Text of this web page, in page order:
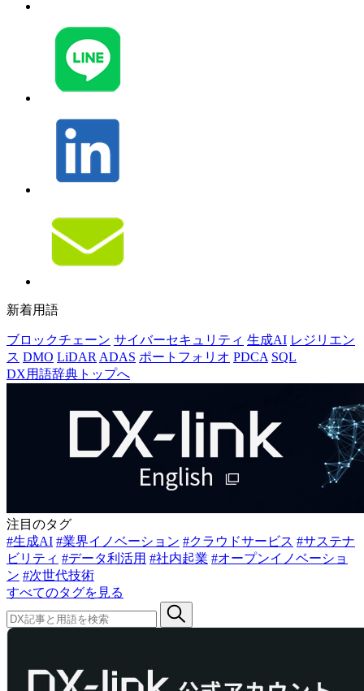
新着用語
ブロックチェーン サイバーセキュリティ 生成AI レジリエン
ス DMO LiDAR ADAS ポートフォリオ PDCA SQL
DX用語辞典トップへ
注目のタグ
#生成AI #業界イノベーション #クラウドサービス #サステナ
ビリティ #データ利活用 #社内起業 #オープンイノベーショ
ン #次世代技術
すべてのタグを見る